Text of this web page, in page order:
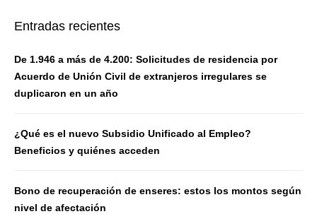
Entradas recientes
De 1.946 a más de 4.200: Solicitudes de residencia por
Acuerdo de Unión Civil de extranjeros irregulares se
duplicaron en un año
¿Qué es el nuevo Subsidio Unificado al Empleo?
Beneficios y quiénes acceden
Bono de recuperación de enseres: estos los montos según
nivel de afectación